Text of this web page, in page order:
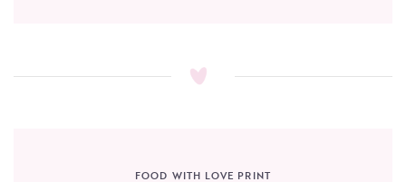
FOOD WITH LOVE PRINT